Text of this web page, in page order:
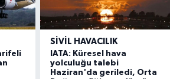
SIVIL HAVACILIK
IATA: Küresel hava
yolculuğu talebi
Haziran'da geriledi, Orta